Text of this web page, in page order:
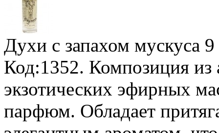
Духи с запахом мускуса 9
Код:1352. Композиция из
экзотических эфирных
парфюм. Обладает